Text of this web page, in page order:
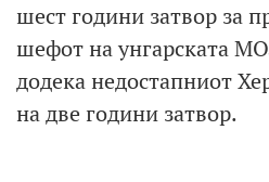
шест години затвор за
шефот на унгарската
додека недостапниот
на две години затвор.